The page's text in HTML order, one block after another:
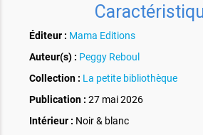
Éditeur : Mama Editions
Auteur(s) : Peggy Reboul
Collection : La petite bibliothèque
Publication : 27 mai 2026
Intérieur : Noir & blanc